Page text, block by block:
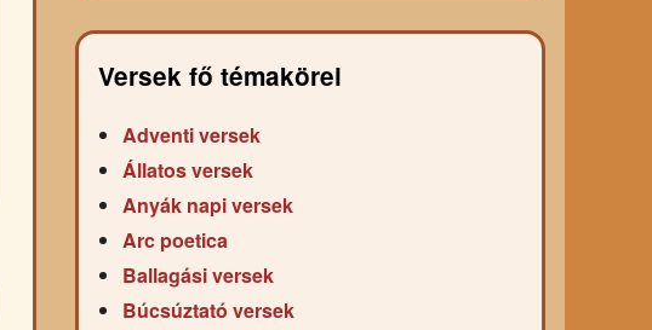
Versek fő témakörei
Adventi versek
Állatos versek
Anyák napi versek
Arc poetica
Ballagási versek
Búcsúztató versek